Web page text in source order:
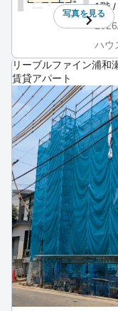
写真を見る
1階 /
ハウ
リーブルファイン浦和
賃貸アパート